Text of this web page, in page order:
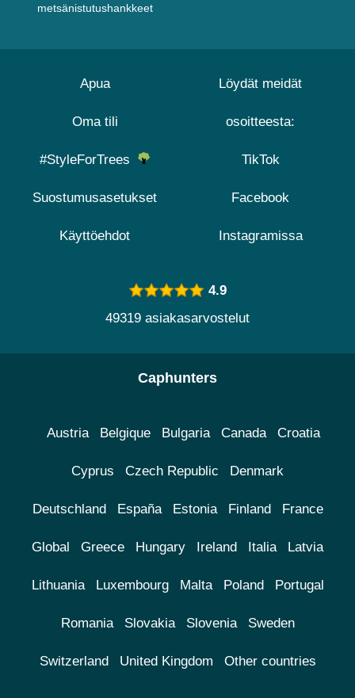
metsänistutushankkeet
Apua
Oma tili
#StyleForTrees
Suostumusasetukset
Käyttöehdot
Löydät meidät
osoitteesta:
TikTok
Facebook
Instagramissa
4.9
49319 asiakasarvostelut
Caphunters
Austria Belgique Bulgaria Canada Croatia
Cyprus Czech Republic Denmark
Deutschland España Estonia Finland France
Global Greece Hungary Ireland Italia Latvia
Lithuania Luxembourg Malta Poland Portugal
Romania Slovakia Slovenia Sweden
Switzerland United Kingdom Other countries